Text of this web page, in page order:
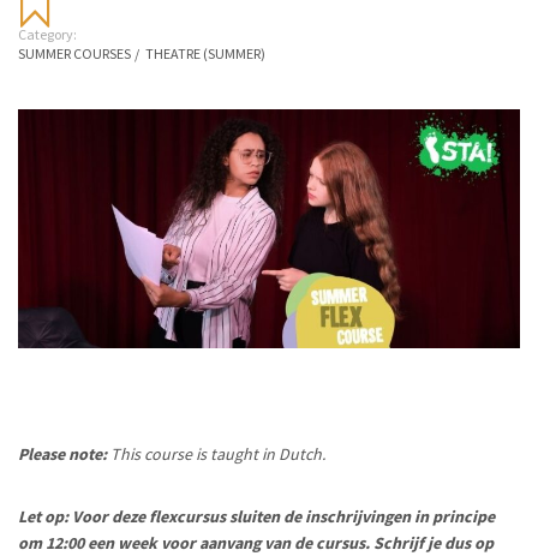
Category:
SUMMER COURSES / THEATRE (SUMMER)
Please note: This course is taught in Dutch.
Let op: Voor deze flexcursus sluiten de inschrijvingen in principe
om 12:00 een week voor aanvang van de cursus. Schrijf je dus op